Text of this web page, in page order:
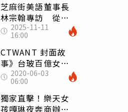
芝麻街美語董事長
林宗翰專訪 從風
波中學會沉潛讓教
育回到初心
2025-11-11
16:00
CTWANT 封面故
事》台玻百億女婿
有桃花 小刀入夜
直搗正妹香閨
2020-06-03
06:00
獨家直擊！樂天女
孩嘎琳夜奔商辦大